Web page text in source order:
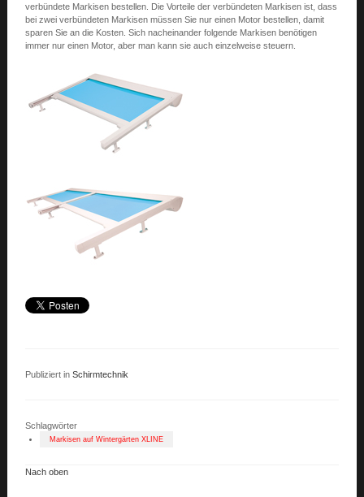
verbündete Markisen bestellen. Die Vorteile der verbündeten Markisen ist, dass
bei zwei verbündeten Markisen müssen Sie nur einen Motor bestellen, damit
sparen Sie an die Kosten. Sich nacheinander folgende Markisen benötigen
immer nur einen Motor, aber man kann sie auch einzelweise steuern.
Publiziert in Schirmtechnik
Schlagwörter
Markisen auf Wintergärten XLINE
Nach oben